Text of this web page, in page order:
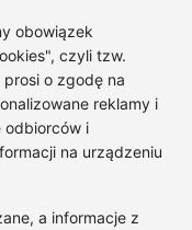
obowiązek
czyli tzw.
o zgodę na
reklamy i
odbiorców i
na urządzeniu
a informacje z
zabrać
pojemnik nie
że
pakowane